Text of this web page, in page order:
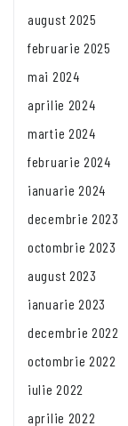
august 2025
februarie 2025
mai 2024
aprilie 2024
martie 2024
februarie 2024
ianuarie 2024
decembrie 2023
octombrie 2023
august 2023
ianuarie 2023
decembrie 2022
octombrie 2022
iulie 2022
aprilie 2022